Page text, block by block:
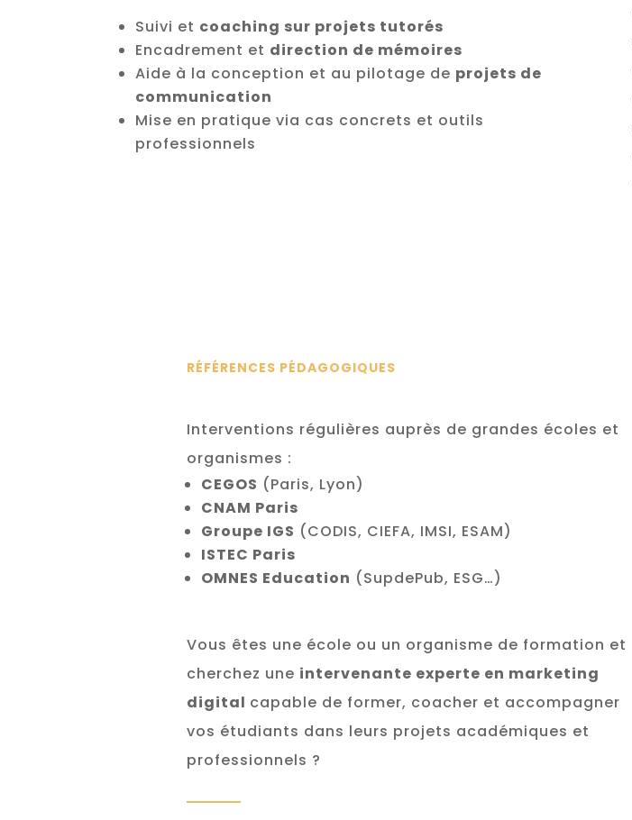
Suivi et coaching sur projets tutorés
Encadrement et direction de mémoires
Aide à la conception et au pilotage de projets de
communication
Mise en pratique via cas concrets et outils
professionnels
RÉFÉRENCES PÉDAGOGIQUES
Interventions régulières auprès de grandes écoles et
organismes :
CEGOS (Paris, Lyon)
CNAM Paris
Groupe IGS (CODIS, CIEFA, IMSI, ESAM)
ISTEC Paris
OMNES Education (SupdePub, ESG…)
Vous êtes une école ou un organisme de formation et
cherchez une intervenante experte en marketing
digital capable de former, coacher et accompagner
vos étudiants dans leurs projets académiques et
professionnels ?